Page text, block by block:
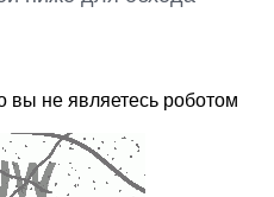
вы не являетесь роботом